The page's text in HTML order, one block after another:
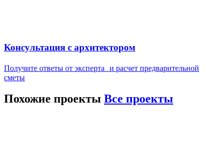
Консультация с архитектором
Получите ответы от эксперта и расчет предварительной
сметы
Похожие проекты Все проекты